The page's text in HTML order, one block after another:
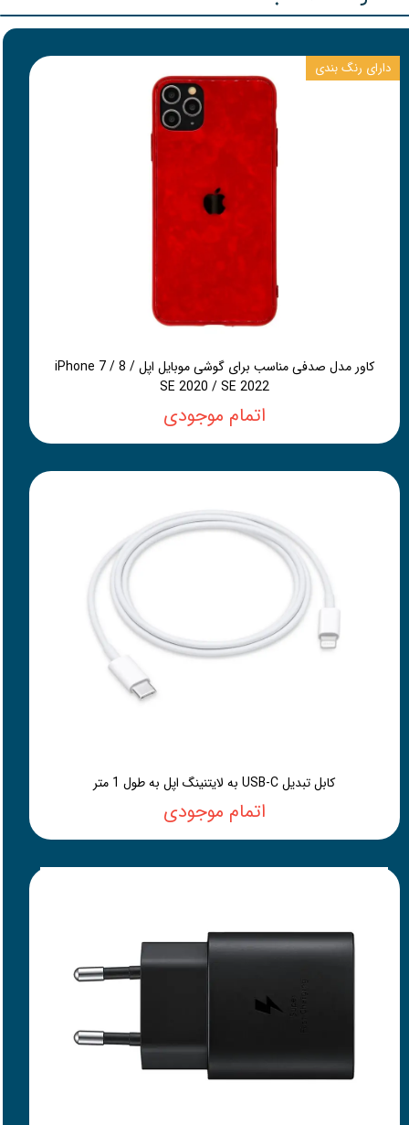
کاور مدل صدفی مناسب برای گوشی موبایل اپل iPhone 7 / 8 /
SE 2020 / SE 2022
اتمام موجودی
دارای رنگ بندی
کابل تبدیل USB-C به لایتنینگ اپل به طول 1 متر
اتمام موجودی